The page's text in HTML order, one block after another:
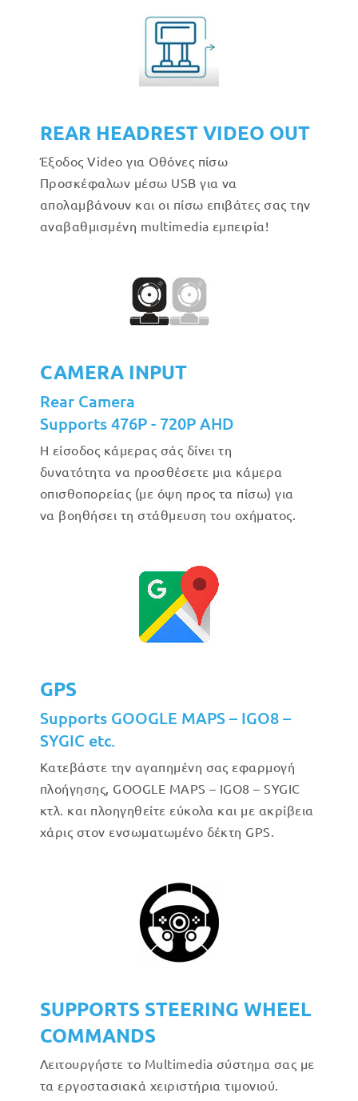
REAR HEADREST VIDEO OUT
Έξοδος Video για Οθόνες πίσω
Προσκέφαλων μέσω USB για να
απολαμβάνουν και οι πίσω επιβάτες σας την
αναβαθμισμένη multimedia εμπειρία!
CAMERA INPUT
Rear Camera
Supports 476P - 720P AHD
Η είσοδος κάμερας σάς δίνει τη
δυνατότητα να προσθέσετε μια κάμερα
οπισθοπορείας (με όψη προς τα πίσω) για
να βοηθήσει τη στάθμευση του οχήματος.
GPS
Supports GOOGLE MAPS – IGO8 –
SYGIC etc.
Κατεβάστε την αγαπημένη σας εφαρμογή
πλοήγησης, GOOGLE MAPS – IGO8 – SYGIC
κτλ. και πλοηγηθείτε εύκολα και με ακρίβεια
χάρις στον ενσωματωμένο δέκτη GPS.
SUPPORTS STEERING WHEEL
COMMANDS
Λειτουργήστε το Multimedia σύστημα σας με
τα εργοστασιακά χειριστήρια τιμονιού.